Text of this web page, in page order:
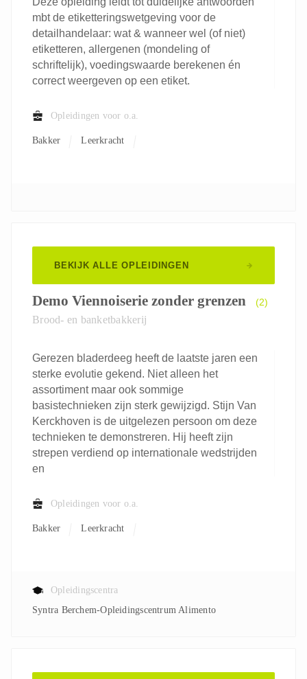
mbt de etiketteringswetgeving voor de
detailhandelaar: wat & wanneer wel (of niet)
etiketteren, allergenen (mondeling of
schriftelijk), voedingswaarde berekenen én
correct weergeven op een etiket.
Opleidingen voor o.a.
Bakker Leerkracht
BEKIJK ALLE OPLEIDINGEN
Demo Viennoiserie zonder grenzen (2)
Brood- en banketbakkerij
Gerezen bladerdeeg heeft de laatste jaren een
sterke evolutie gekend. Niet alleen het
assortiment maar ook sommige
basistechnieken zijn sterk gewijzigd. Stijn Van
Kerckhoven is de uitgelezen persoon om deze
technieken te demonstreren. Hij heeft zijn
strepen verdiend op internationale wedstrijden
en
Opleidingen voor o.a.
Bakker Leerkracht
Opleidingscentra
Syntra Berchem-Opleidingscentrum Alimento